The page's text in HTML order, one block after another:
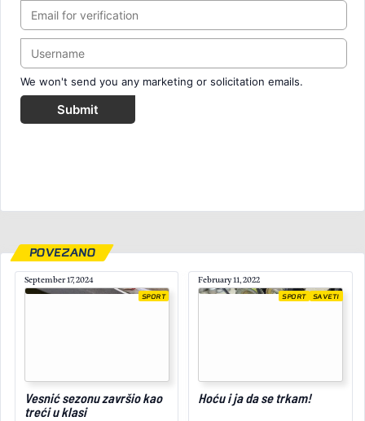
We won't send you any marketing or solicitation emails.
Submit
POVEZANO
September 17, 2024
Vesnić sezonu završio kao
treći u klasi
SPORT
February 11, 2022
Hoću i ja da se trkam!
SPORT SAVETI
November 26, 2024